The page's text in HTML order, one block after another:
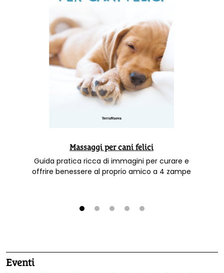
Massaggi per cani felici
Guida pratica ricca di immagini per curare e
offrire benessere al proprio amico a 4 zampe
Eventi